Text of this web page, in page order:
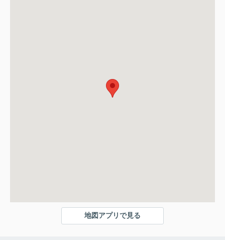
地図アプリで見る